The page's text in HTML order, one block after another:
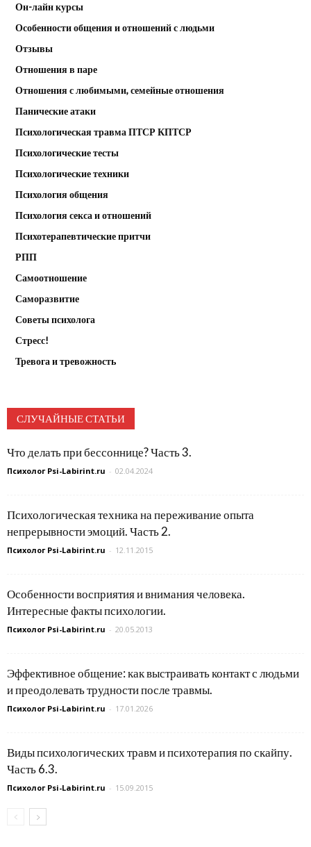
Он-лайн курсы
Особенности общения и отношений с людьми
Отзывы
Отношения в паре
Отношения с любимыми, семейные отношения
Панические атаки
Психологическая травма ПТСР КПТСР
Психологические тесты
Психологические техники
Психология общения
Психология секса и отношений
Психотерапевтические притчи
РПП
Самоотношение
Саморазвитие
Советы психолога
Стресс!
Тревога и тревожность
СЛУЧАЙНЫЕ СТАТЬИ
Что делать при бессоннице? Часть 3.
Психолог Psi-Labirint.ru - 02.04.2024
Психологическая техника на переживание опыта
непрерывности эмоций. Часть 2.
Психолог Psi-Labirint.ru - 12.11.2015
Особенности восприятия и внимания человека.
Интересные факты психологии.
Психолог Psi-Labirint.ru - 20.05.2013
Эффективное общение: как выстраивать контакт с людьми
и преодолевать трудности после травмы.
Психолог Psi-Labirint.ru - 17.01.2026
Виды психологических травм и психотерапия по скайпу.
Часть 6.3.
Психолог Psi-Labirint.ru - 15.09.2015